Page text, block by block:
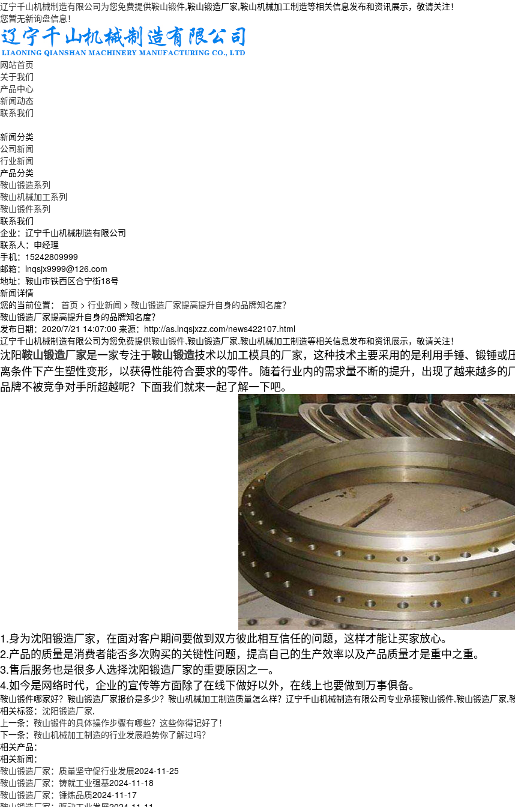
辽宁千山机械制造有限公司为您免费提供鞍山锻件,鞍山锻造厂家,鞍山机械加工制造等相关信息发布和资讯展示，敬请关注！
您暂无新询盘信息！
网站首页
关于我们
产品中心
新闻动态
联系我们
新闻分类
公司新闻
行业新闻
产品分类
鞍山锻造系列
鞍山机械加工系列
鞍山锻件系列
联系我们
企业：辽宁千山机械制造有限公司
联系人：申经理
手机：15242809999
邮箱：lnqsjx9999@126.com
地址：鞍山市铁西区合宁街18号
新闻详情
您的当前位置： 首页 > 行业新闻 > 鞍山锻造厂家提高提升自身的品牌知名度？
鞍山锻造厂家提高提升自身的品牌知名度？
发布日期： 2020/7/21 14:07:00 来源： http://as.lnqsjxzz.com/news422107.html
辽宁千山机械制造有限公司为您免费提供鞍山锻件,鞍山锻造厂家,鞍山机械加工制造等相关信息发布和资讯展示，敬请关注！
沈阳鞍山锻造厂家是一家专注于鞍山锻造技术以加工模具的厂家，这种技术主要采用的是利用手锤、锻锤
离条件下产生塑性变形，以获得性能符合要求的零件。随着行业内的需求量不断的提升，出现了越来越多
品牌不被竞争对手所超越呢？下面我们就来一起了解一下吧。
1.身为沈阳锻造厂家，在面对客户期间要做到双方彼此相互信任的问题，这样才能让买家放心。
2.产品的质量是消费者能否多次购买的关键性问题，提高自己的生产效率以及产品质量才是重中之重。
3.售后服务也是很多人选择沈阳锻造厂家的重要原因之一。
4.如今是网络时代，企业的宣传等方面除了在线下做好以外，在线上也要做到万事俱备。
鞍山锻件哪家好？鞍山锻造厂家报价是多少？鞍山机械加工制造质量怎么样？辽宁千山机械制造有限公司专业承接鞍山锻件,鞍山锻造厂家
相关标签： 沈阳锻造厂家,
上一条： 鞍山锻件的具体操作步骤有哪些？这些你得记好了！
下一条： 鞍山机械加工制造的行业发展趋势你了解过吗？
相关产品：
相关新闻：
鞍山锻造厂家：质量坚守促行业发展2024-11-25
鞍山锻造厂家：铸就工业强基2024-11-18
鞍山锻造厂家：锤炼品质2024-11-17